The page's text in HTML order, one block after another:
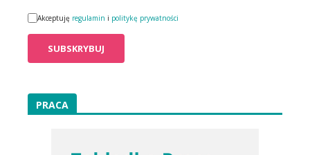
Akceptuję regulamin i politykę prywatności
PRACA